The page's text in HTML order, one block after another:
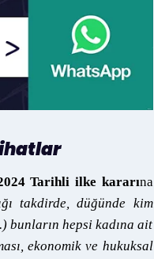
Tarihli ilke kararına
takdirde, düğünde kim
bunların hepsi kadına ait
ekonomik ve hukuksal